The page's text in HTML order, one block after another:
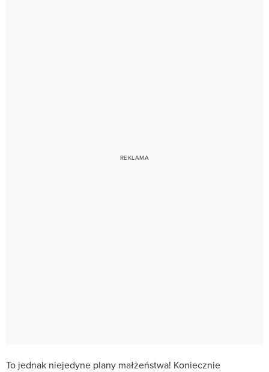
To jednak niejedyne plany małżeństwa! Koniecznie